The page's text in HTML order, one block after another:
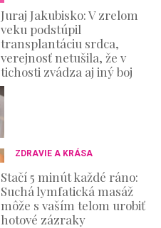
Juraj Jakubisko: V zrelom
veku podstúpil
transplantáciu srdca,
verejnosť netušila, že v
tichosti zvádza aj iný boj
ZDRAVIE A KRÁSA
Stačí 5 minút každé ráno:
Suchá lymfatická masáž
môže s vaším telom urobiť
hotové zázraky